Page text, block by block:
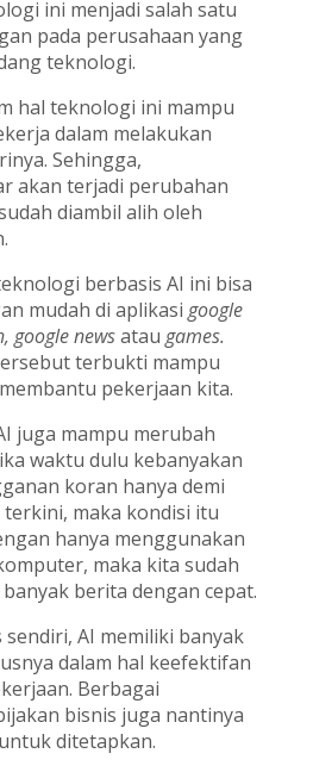
ini menjadi salah satu
pada perusahaan yang
teknologi.
hal teknologi ini mampu
dalam melakukan
Sehingga,
akan terjadi perubahan
diambil alih oleh
berbasis AI ini bisa
mudah di aplikasigoogle
google newsataugames.
terbukti mampu
pekerjaan kita.
juga mampu merubah
waktu dulu kebanyakan
koran hanya demi
maka kondisi itu
hanya menggunakan
maka kita sudah
berita dengan cepat.
AI memiliki banyak
dalam hal keefektifan
Berbagai
bisnis juga nantinya
ditetapkan.